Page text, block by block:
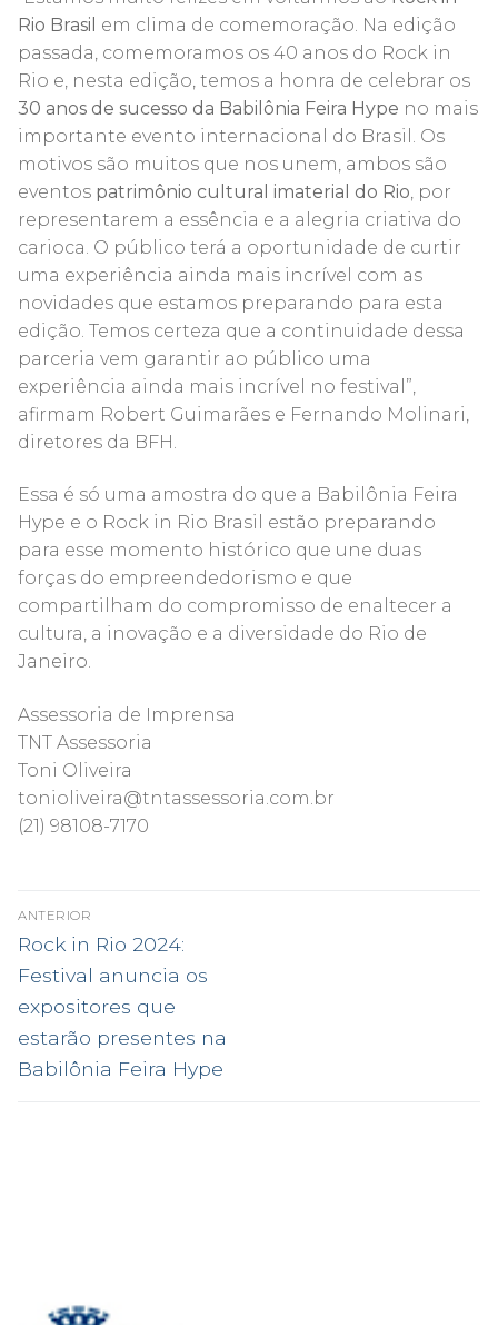
Rio Brasil em clima de comemoração. Na edição
passada, comemoramos os 40 anos do Rock in
Rio e, nesta edição, temos a honra de celebrar os
30 anos de sucesso da Babilônia Feira Hype no mais
importante evento internacional do Brasil. Os
motivos são muitos que nos unem, ambos são
eventos patrimônio cultural imaterial do Rio , por
representarem a essência e a alegria criativa do
carioca. O público terá a oportunidade de curtir
uma experiência ainda mais incrível com as
novidades que estamos preparando para esta
edição. Temos certeza que a continuidade dessa
parceria vem garantir ao público uma
experiência ainda mais incrível no festival”,
afirmam Robert Guimarães e Fernando Molinari,
diretores da BFH.
Essa é só uma amostra do que a Babilônia Feira
Hype e o Rock in Rio Brasil estão preparando
para esse momento histórico que une duas
forças do empreendedorismo e que
compartilham do compromisso de enaltecer a
cultura, a inovação e a diversidade do Rio de
Janeiro.
Assessoria de Imprensa
TNT Assessoria
Toni Oliveira
tonioliveira@tntassessoria.com.br
(21) 98108-7170
NAVEGAÇÃO
DE
POST
ANTERIOR
Post
anterior:
Rock in Rio 2024:
Festival anuncia os
expositores que
estarão presentes na
Babilônia Feira Hype